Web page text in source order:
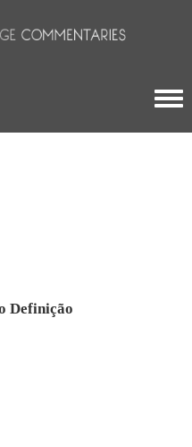
Definição